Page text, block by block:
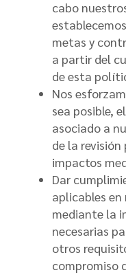
cabo
metas y
a partir del
de esta
Nos
sea posible,
asociado a
de la revisión
impactos
Dar
aplicables
mediante la
necesarias
otros
compromiso